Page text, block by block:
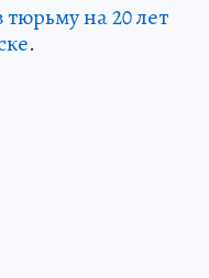
тюрьму на 20 лет
.